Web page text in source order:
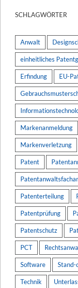
SCHLAGWÖRTER
Anwalt
einheitliches
Erfindung EU-
Markenanmeldung
Markenverletzung
Patent
Patenterteilung
Patentprüfung
Patentschutz
PCT
Software Stand-
Technik